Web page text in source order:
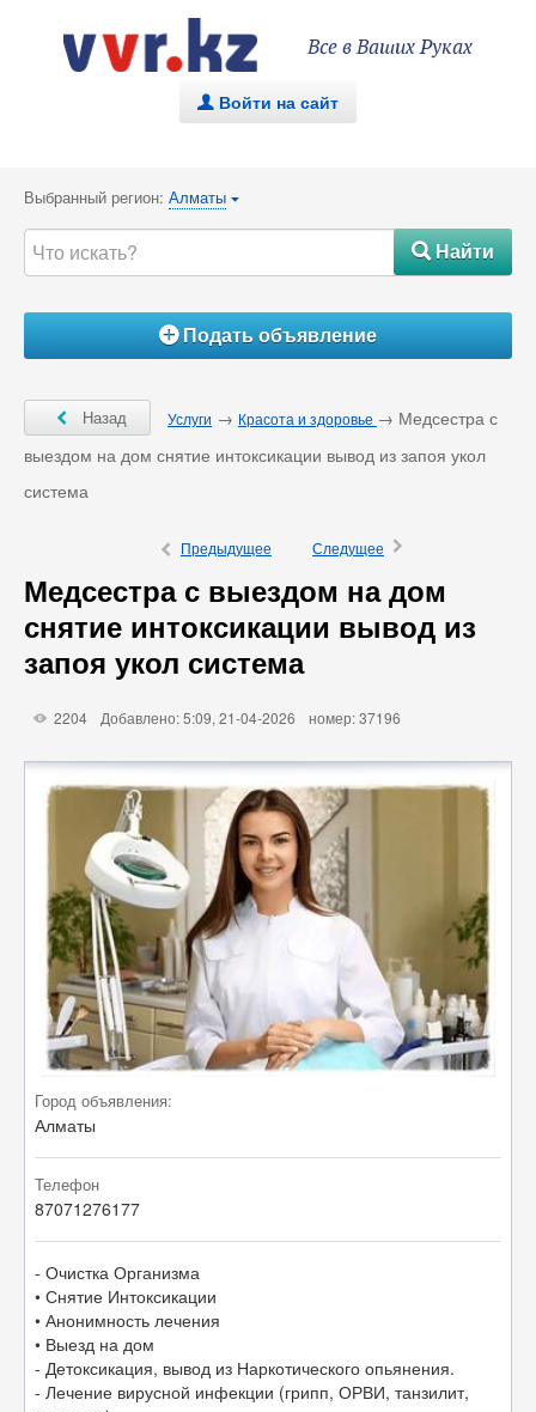
Все в Ваших Руках
. Войти на сайт
Выбранный регион: Алматы {
#Найти
ÁПодать объявление
Ô Назад Услуги → Красота и здоровье → Медсестра с
выездом на дом снятие интоксикации вывод из запоя укол
система
ÔПредыдущее ×
Следущее
Медсестра с выездом на дом
снятие интоксикации вывод из
запоя укол система
X 2204 Добавлено: 5:09, 21-04-2026 номер: 37196
Город объявления:
Алматы
Телефон
87071276177
- Очистка Организма
• Снятие Интоксикации
• Анонимность лечения
• Выезд на дом
- Детоксикация, вывод из Наркотического опьянения.
- Лечение вирусной инфекции (грипп, ОРВИ, танзилит,